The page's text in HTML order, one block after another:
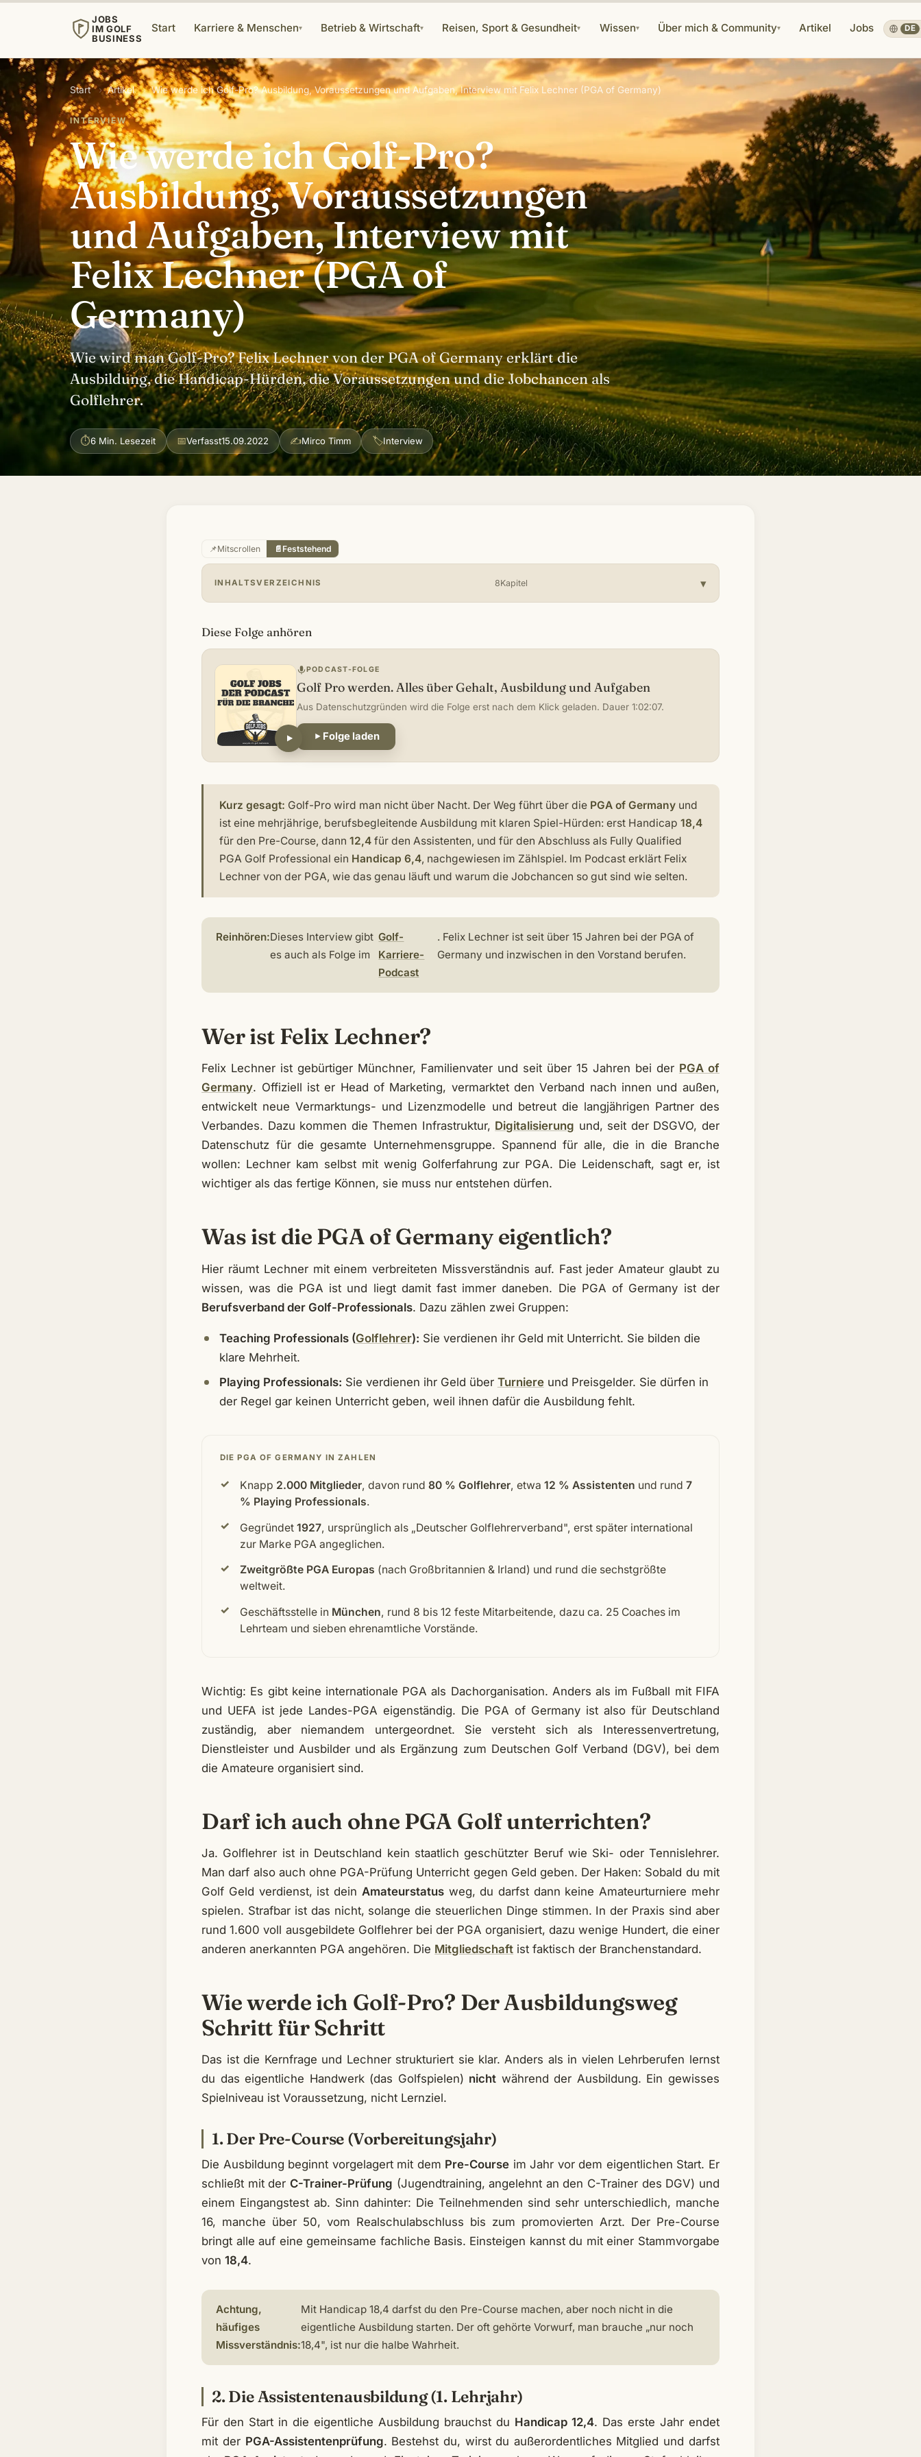
JOBS
IM GOLF
BUSINESS
Start Karriere & Menschen▾ Betrieb & Wirtschaft▾ Reisen, Sport & Gesundheit▾ Wissen▾ Über mich & Community▾ Artikel Jobs DE
Start › Artikel › Wie werde ich Golf-Pro? Ausbildung, Voraussetzungen und Aufgaben, Interview mit Felix Lechner (PGA of Germany)
INTERVIEW
Wie werde ich Golf-Pro?
Ausbildung, Voraussetzungen
und Aufgaben, Interview mit
Felix Lechner (PGA of
Germany)
Wie wird man Golf-Pro? Felix Lechner von der PGA of Germany erklärt die
Ausbildung, die Handicap-Hürden, die Voraussetzungen und die Jobchancen als
Golflehrer.
⏱6 Min. Lesezeit 📅Verfasst15.09.2022 ✍Mirco Timm 🏷Interview
📌Mitscrollen 📄 Feststehend
INHALTSVERZEICHNIS 8Kapitel
Diese Folge anhören
PODCAST-FOLGE
Golf Pro werden. Alles über Gehalt, Ausbildung und Aufgaben
Aus Datenschutzgründen wird die Folge erst nach dem Klick geladen. Dauer 1:02:07.
Folge laden
Kurz gesagt: Golf-Pro wird man nicht über Nacht. Der Weg führt über die PGA of Germanyund
ist eine mehrjährige, berufsbegleitende Ausbildung mit klaren Spiel-Hürden: erst Handicap 18,4
für den Pre-Course, dann 12,4für den Assistenten, und für den Abschluss als Fully Qualified
PGA Golf Professional ein Handicap 6,4, nachgewiesen im Zählspiel. Im Podcast erklärt Felix
Lechner von der PGA, wie das genau läuft und warum die Jobchancen so gut sind wie selten.
Reinhören:Dieses Interview gibt
es auch als Folge im
Golf-
Karriere-
Podcast
. Felix Lechner ist seit über 15 Jahren bei der PGA of
Germany und inzwischen in den Vorstand berufen.
Wer ist Felix Lechner?
Felix Lechner ist gebürtiger Münchner, Familienvater und seit über 15 Jahren bei der PGA of
Germany. Offiziell ist er Head of Marketing, vermarktet den Verband nach innen und außen,
entwickelt neue Vermarktungs- und Lizenzmodelle und betreut die langjährigen Partner des
Verbandes. Dazu kommen die Themen Infrastruktur, Digitalisierung und, seit der DSGVO, der
Datenschutz für die gesamte Unternehmensgruppe. Spannend für alle, die in die Branche
wollen: Lechner kam selbst mit wenig Golferfahrung zur PGA. Die Leidenschaft, sagt er, ist
wichtiger als das fertige Können, sie muss nur entstehen dürfen.
Was ist die PGA of Germany eigentlich?
Hier räumt Lechner mit einem verbreiteten Missverständnis auf. Fast jeder Amateur glaubt zu
wissen, was die PGA ist und liegt damit fast immer daneben. Die PGA of Germany ist der
Berufsverband der Golf-Professionals. Dazu zählen zwei Gruppen:
Teaching Professionals (Golflehrer): Sie verdienen ihr Geld mit Unterricht. Sie bilden die
klare Mehrheit.
Playing Professionals: Sie verdienen ihr Geld über Turniereund Preisgelder. Sie dürfen in
der Regel gar keinen Unterricht geben, weil ihnen dafür die Ausbildung fehlt.
DIE PGA OF GERMANY IN ZAHLEN
Knapp 2.000 Mitglieder, davon rund 80 % Golflehrer, etwa 12 % Assistenten und rund 7
% Playing Professionals.
Gegründet 1927, ursprünglich als „Deutscher Golflehrerverband", erst später international
zur Marke PGA angeglichen.
Zweitgrößte PGA Europas (nach Großbritannien & Irland) und rund die sechstgrößte
weltweit.
Geschäftsstelle in München, rund 8 bis 12 feste Mitarbeitende, dazu ca. 25 Coaches im
Lehrteam und sieben ehrenamtliche Vorstände.
Wichtig: Es gibt keine internationale PGA als Dachorganisation. Anders als im Fußball mit FIFA
und UEFA ist jede Landes-PGA eigenständig. Die PGA of Germany ist also für Deutschland
zuständig, aber niemandem untergeordnet. Sie versteht sich als Interessenvertretung,
Dienstleister und Ausbilder und als Ergänzung zum Deutschen Golf Verband (DGV), bei dem
die Amateure organisiert sind.
Darf ich auch ohne PGA Golf unterrichten?
Ja. Golflehrer ist in Deutschland kein staatlich geschützter Beruf wie Ski- oder Tennislehrer.
Man darf also auch ohne PGA-Prüfung Unterricht gegen Geld geben. Der Haken: Sobald du mit
Golf Geld verdienst, ist dein Amateurstatusweg, du darfst dann keine Amateurturniere mehr
spielen. Strafbar ist das nicht, solange die steuerlichen Dinge stimmen. In der Praxis sind aber
rund 1.600 voll ausgebildete Golflehrer bei der PGA organisiert, dazu wenige Hundert, die einer
anderen anerkannten PGA angehören. Die Mitgliedschaft ist faktisch der Branchenstandard.
Wie werde ich Golf-Pro? Der Ausbildungsweg
Schritt für Schritt
Das ist die Kernfrage und Lechner strukturiert sie klar. Anders als in vielen Lehrberufen lernst
du das eigentliche Handwerk (das Golfspielen) nicht während der Ausbildung. Ein gewisses
Spielniveau ist Voraussetzung, nicht Lernziel.
1. Der Pre-Course (Vorbereitungsjahr)
Die Ausbildung beginnt vorgelagert mit dem Pre-Course im Jahr vor dem eigentlichen Start. Er
schließt mit der C-Trainer-Prüfung (Jugendtraining, angelehnt an den C-Trainer des DGV) und
einem Eingangstest ab. Sinn dahinter: Die Teilnehmenden sind sehr unterschiedlich, manche
16, manche über 50, vom Realschulabschluss bis zum promovierten Arzt. Der Pre-Course
bringt alle auf eine gemeinsame fachliche Basis. Einsteigen kannst du mit einer Stammvorgabe
von18,4.
Achtung,
häufiges
Missverständnis:
Mit Handicap 18,4 darfst du den Pre-Course machen, aber noch nicht in die
eigentliche Ausbildung starten. Der oft gehörte Vorwurf, man brauche „nur noch
18,4", ist nur die halbe Wahrheit.
2. Die Assistentenausbildung (1. Lehrjahr)
Für den Start in die eigentliche Ausbildung brauchst du Handicap 12,4. Das erste Jahr endet
mit der PGA-Assistentenprüfung. Bestehst du, wirst du außerordentliches Mitglied und darfst